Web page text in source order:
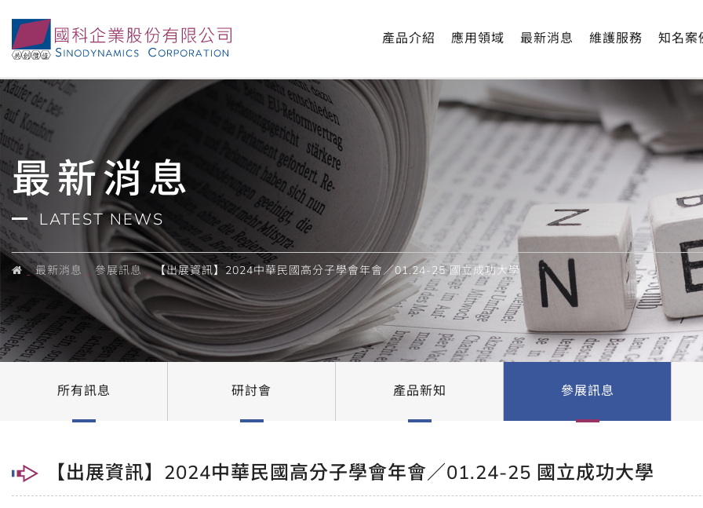
產品介紹 應用領域 最新消息 維護服務 知名案
最新消息
LATEST NEWS
最新消息 參展訊息 【出展資訊】2024中華民國高分子學會年會／01.24-25 國立成功大學
所有訊息 研討會 產品新知 參展訊息
【出展資訊】2024中華民國高分子學會年會／01.24-25 國立成功大學